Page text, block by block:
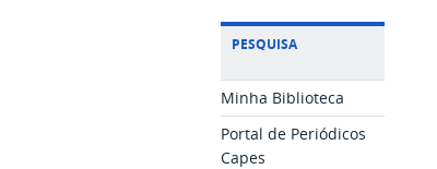
PESQUISA
Minha Biblioteca
Portal de Periódicos
Capes